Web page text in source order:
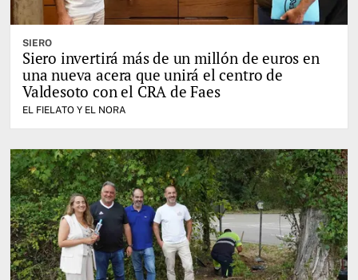
SIERO
Siero invertirá más de un millón de euros en
una nueva acera que unirá el centro de
Valdesoto con el CRA de Faes
EL FIELATO Y EL NORA